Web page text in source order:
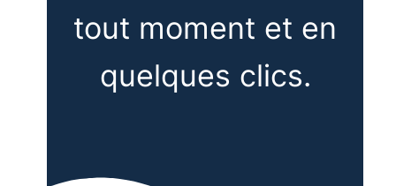
tout moment et en
quelques clics.